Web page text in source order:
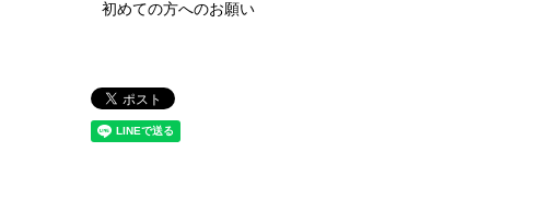
初めての方へのお願い